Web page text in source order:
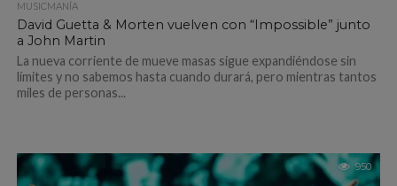
MUSICMANÍA
David Guetta & Morten vuelven con “Impossible” junto
a John Martin
La nueva corriente de mueve masas sigue expandiéndose sin
límites y no sabemos hasta cuando durará, pero mientras tantos
miles de personas...
950